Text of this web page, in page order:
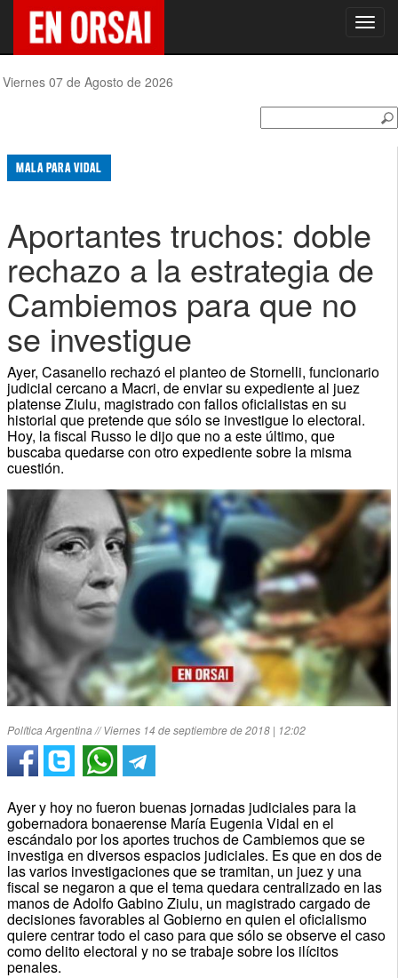
Viernes 07 de Agosto de 2026
MALA PARA VIDAL
Aportantes truchos: doble
rechazo a la estrategia de
Cambiemos para que no
se investigue
Ayer, Casanello rechazó el planteo de Stornelli, funcionario
judicial cercano a Macri, de enviar su expediente al juez
platense Ziulu, magistrado con fallos oficialistas en su
historial que pretende que sólo se investigue lo electoral.
Hoy, la fiscal Russo le dijo que no a este último, que
buscaba quedarse con otro expediente sobre la misma
cuestión.
Política Argentina // Viernes 14 de septiembre de 2018 | 12:02
Ayer y hoy no fueron buenas jornadas judiciales para la
gobernadora bonaerense María Eugenia Vidal en el
escándalo por los aportes truchos de Cambiemos que se
investiga en diversos espacios judiciales. Es que en dos de
las varios investigaciones que se tramitan, un juez y una
fiscal se negaron a que el tema quedara centralizado en las
manos de Adolfo Gabino Ziulu, un magistrado cargado de
decisiones favorables al Gobierno en quien el oficialismo
quiere centrar todo el caso para que sólo se observe el caso
como delito electoral y no se trabaje sobre los ilícitos
penales.